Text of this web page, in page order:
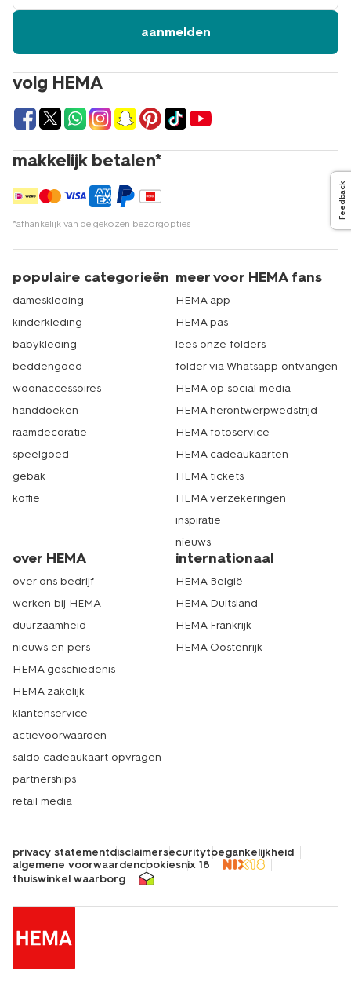
volg HEMA
makkelijk betalen*
*afhankelijk van de gekozen bezorgopties
aanmelden
populaire categorieën
dameskleding
kinderkleding
babykleding
beddengoed
woonaccessoires
handdoeken
raamdecoratie
speelgoed
gebak
koffie
meer voor HEMA fans
HEMA app
HEMA pas
lees onze folders
folder via Whatsapp ontvangen
HEMA op social media
HEMA herontwerpwedstrijd
HEMA fotoservice
HEMA cadeaukaarten
HEMA tickets
HEMA verzekeringen
inspiratie
nieuws
over HEMA
over ons bedrijf
werken bij HEMA
duurzaamheid
nieuws en pers
HEMA geschiedenis
HEMA zakelijk
klantenservice
actievoorwaarden
saldo cadeaukaart opvragen
partnerships
retail media
internationaal
HEMA België
HEMA Duitsland
HEMA Frankrijk
HEMA Oostenrijk
privacy statementdisclaimersecuritytoegankelijkheid
algemene voorwaardencookiesnix 18
thuiswinkel waarborg
Feedback